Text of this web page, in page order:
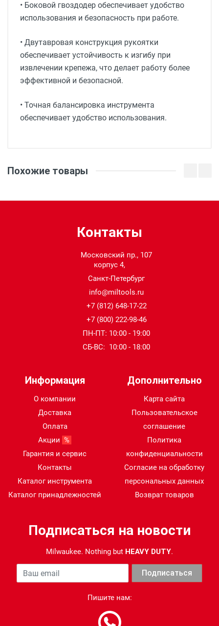
• Боковой гвоздодер обеспечивает удобство
использования и безопасность при работе.
• Двутавровая конструкция рукоятки
обеспечивает устойчивость к изгибу при
извлечении крепежа, что делает работу более
эффективной и безопасной.
• Точная балансировка инструмента
обеспечивает удобство использования.
Похожие товары
Контакты
Московский пр., 107
корпус 4,
Санкт-Петербург
info@miltools.ru
+7 (812) 648-17-22
+7 (800) 222-98-46
ПН-ПТ: 10:00 - 19:00
СБ-ВС: 10:00 - 18:00
Информация
О компании
Доставка
Оплата
Акции %
Гарантия и сервис
Контакты
Каталог инструмента
Каталог принадлежностей
Дополнительно
Карта сайта
Пользовательское
соглашение
Политика
конфиденциальности
Согласие на обработку
персональных данных
Возврат товаров
Подписаться на новости
Milwaukee. Nothing but HEAVY DUTY.
Ваша почта Подписаться
Пишите нам: